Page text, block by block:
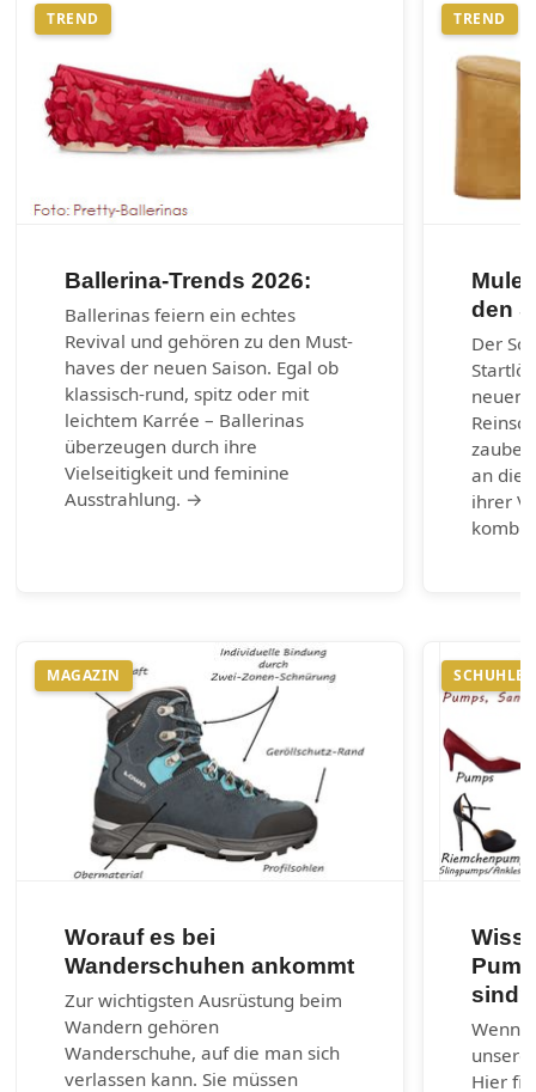
TREND
Ballerina-Trends 2026:
Ballerinas feiern ein echtes
Revival und gehören zu den Must-
haves der neuen Saison. Egal ob
klassisch-rund, spitz oder mit
leichtem Karrée – Ballerinas
überzeugen durch ihre
Vielseitigkeit und feminine
Ausstrahlung. →
TREND
den
Der
neuen
an die
ihrer
MAGAZIN
Worauf es bei
Wanderschuhen ankommt
Zur wichtigsten Ausrüstung beim
Wandern gehören
Wanderschuhe, auf die man sich
verlassen kann. Sie müssen
sind?
Wenn
Hier